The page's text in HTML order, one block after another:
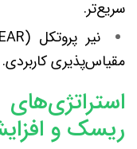
سریع‌تر.
مقیاس‌پذیری کاربردی.
ریسک و